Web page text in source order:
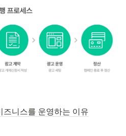
즈니스를 운영하는 이유